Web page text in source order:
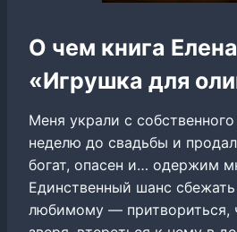
О чем книга
«Игрушка для
Меня украли с
неделю до свадьбы и
богат, опасен и… одержим
Единственный шанс
любимому — притвориться,